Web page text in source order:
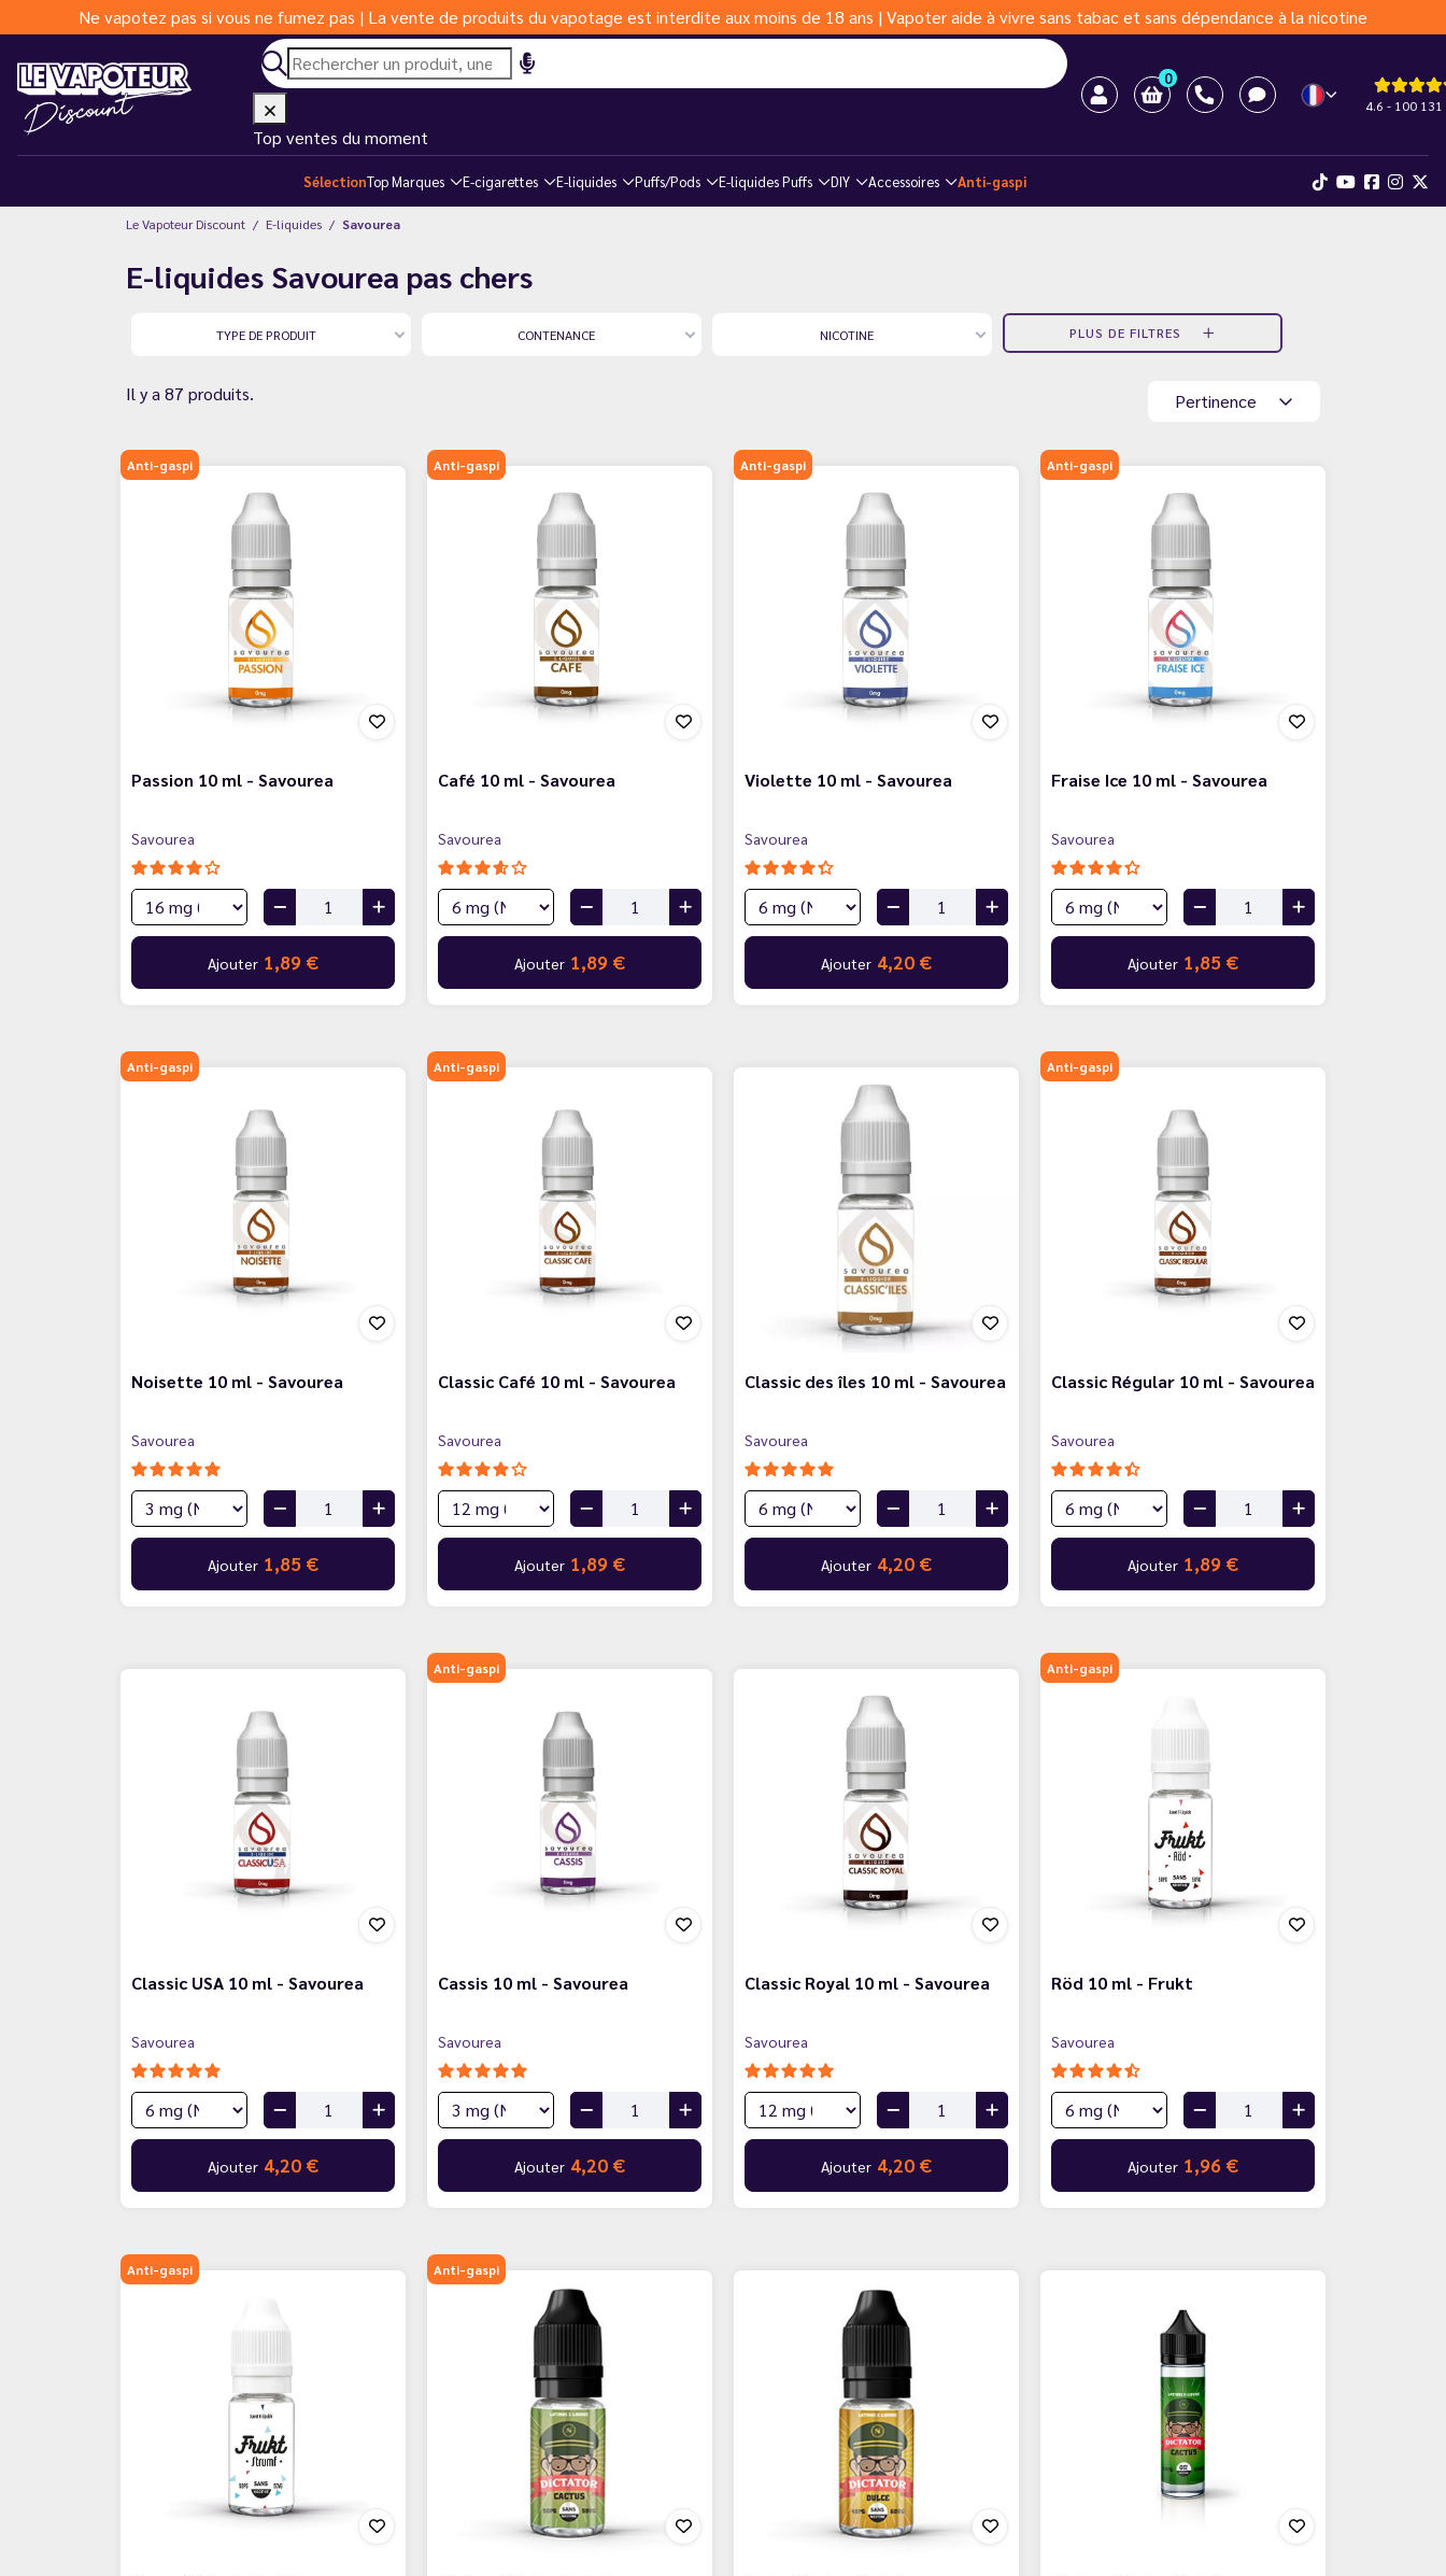
Ne vapotez pas si vous ne fumez pas | La vente de produits du vapotage est interdite aux moins de 18 ans | Vapoter aide à vivre sans tabac et sans dépendance à la nicotine
0
4.6 - 100 131
Top ventes du moment
SélectionTop Marques E-cigarettes E-liquides Puffs/Pods E-liquides Puffs DIY Accessoires Anti-gaspi
Le Vapoteur Discount E-liquides Savourea
E-liquides Savourea pas chers
TYPE DE PRODUIT CONTENANCE NICOTINE PLUS DE FILTRES
Il y a 87 produits. Pertinence
Anti-gaspi
Passion 10 ml - Savourea
Savourea
Ajouter 1,89 €
Anti-gaspi
Café 10 ml - Savourea
Savourea
Ajouter 1,89 €
Anti-gaspi
Violette 10 ml - Savourea
Savourea
Ajouter 4,20 €
Anti-gaspi
Fraise Ice 10 ml - Savourea
Savourea
Ajouter 1,85 €
Anti-gaspi
Noisette 10 ml - Savourea
Savourea
Ajouter 1,85 €
Anti-gaspi
Classic Café 10 ml - Savourea
Savourea
Ajouter 1,89 €
Classic des îles 10 ml - Savourea
Savourea
Ajouter 4,20 €
Anti-gaspi
Classic Régular 10 ml - Savourea
Savourea
Ajouter 1,89 €
Classic USA 10 ml - Savourea
Savourea
Ajouter 4,20 €
Anti-gaspi
Cassis 10 ml - Savourea
Savourea
Ajouter 4,20 €
Classic Royal 10 ml - Savourea
Savourea
Ajouter 4,20 €
Anti-gaspi
Röd 10 ml - Frukt
Savourea
Ajouter 1,96 €
Anti-gaspi Anti-gaspi